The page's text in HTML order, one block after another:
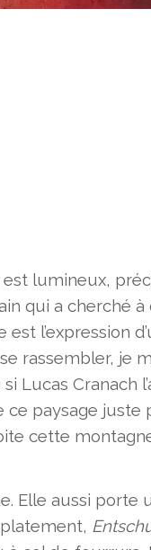
lumineux,
qui a cherché à
l’expression
rassembler, je
Cranach
paysage juste
cette
Elle aussi porte
platement,